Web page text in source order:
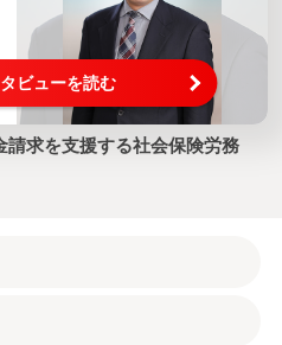
ビューを読む
求を支援する社会保険労務